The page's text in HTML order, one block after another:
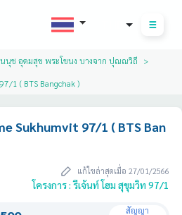
นุช อุดมสุข พระโขนง บางจาก ปุณณวิถี
1 ( BTS Bangchak )
Sukhumvit 97/1 ( BTS Ban
แก้ไขล่าสุดเมื่อ 27/01/2566
โครงการ : รีเจ้นท์ โฮม สุขุมวิท 97/1
สัญญา